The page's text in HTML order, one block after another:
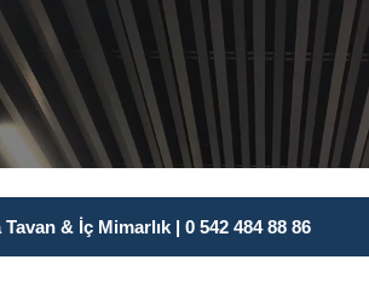
& İç Mimarlık | 0 542 484 88 86